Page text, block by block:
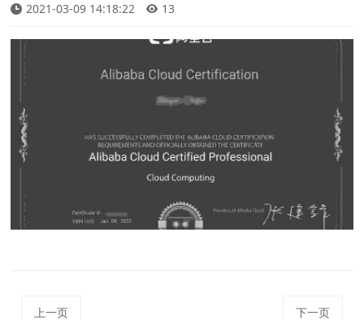
2021-03-09 14:18:22 13
上一页 下一页